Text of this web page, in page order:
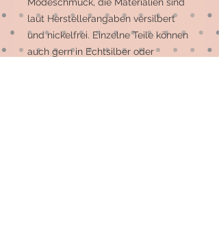
Modeschmuck, die Materialien sind
laut Herstellerangaben versilbert
und nickelfrei. Einzelne Teile können
auch gern in Echtsilber oder